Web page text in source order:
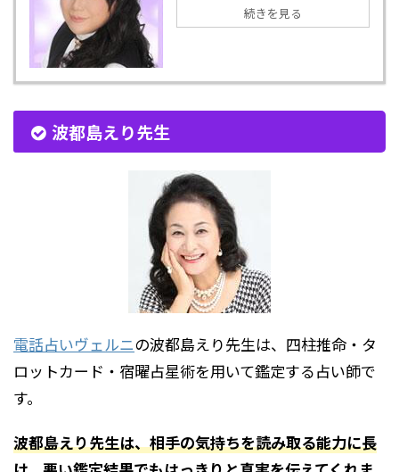
続きを見る
波都島えり先生
電話占いヴェルニの波都島えり先生は、四柱推命・タ
ロットカード・宿曜占星術を用いて鑑定する占い師で
す。
波都島えり先生は、相手の気持ちを読み取る能力に長